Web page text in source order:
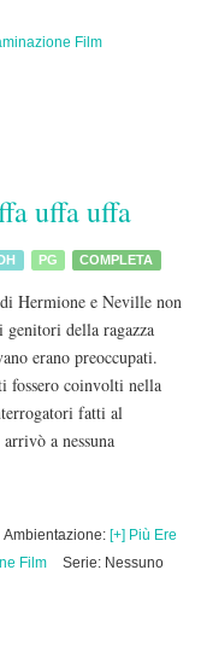
Film
uffa uffa
PG COMPLETA
Hermione e Neville non
genitori della ragazza
erano preoccupati.
fossero coinvolti nella
fatti al
a nessuna
Ambientazione: [+] Più Ere
Film
Serie: Nessuno